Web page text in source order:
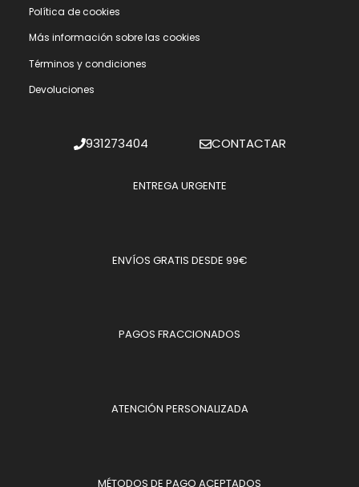
Polí­tica de cookies
Más información sobre las cookies
Términos y condiciones
Devoluciones
931273404 CONTACTAR
ENTREGA URGENTE
ENVÍOS GRATIS DESDE 99€
PAGOS FRACCIONADOS
ATENCIÓN PERSONALIZADA
MÉTODOS DE PAGO ACEPTADOS